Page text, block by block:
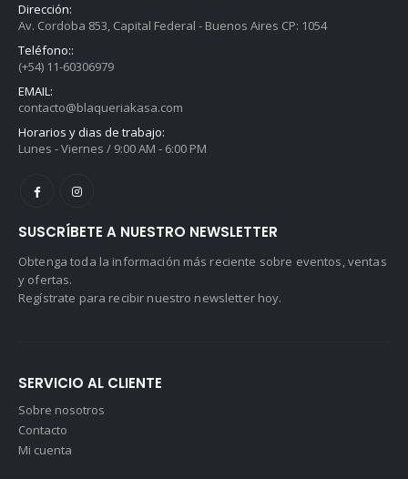
Dirección:
Av. Cordoba 853, Capital Federal - Buenos Aires CP: 1054
Teléfono::
(+54) 11-60306979
EMAIL:
contacto@blaqueriakasa.com
Horarios y dias de trabajo:
Lunes - Viernes / 9:00 AM - 6:00 PM
SUSCRÍBETE A NUESTRO NEWSLETTER
Obtenga toda la información más reciente sobre eventos, ventas
y ofertas.
Regístrate para recibir nuestro newsletter hoy.
SERVICIO AL CLIENTE
Sobre nosotros
Contacto
Mi cuenta